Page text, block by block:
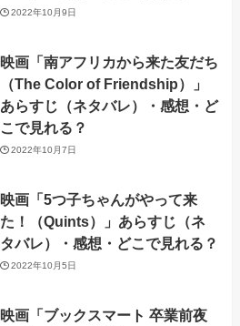
2022年10月9日
映画「南アフリカから来た友だち
（The Color of Friendship）」
あらすじ（ネタバレ）・感想・ど
こで見れる？
2022年10月7日
映画「5つ子ちゃんがやって来
た！（Quints）」あらすじ（ネ
タバレ）・感想・どこで見れる？
2022年10月5日
映画「ブックスマート 卒業前夜